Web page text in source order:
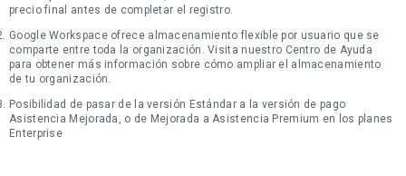
precio final antes de completar el registro.
Google Workspace ofrece almacenamiento flexible por usuario que se
comparte entre toda la organización. Visita nuestro Centro de Ayuda
para obtener más información sobre cómo ampliar el almacenamiento
de tu organización.
Posibilidad de pasar de la versión Estándar a la versión de pago
Asistencia Mejorada, o de Mejorada a Asistencia Premium en los planes
Enterprise